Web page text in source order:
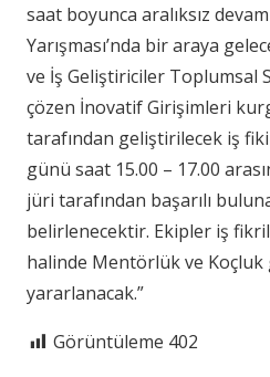
saat boyunca aralıksız
Yarışması’nda bir araya
ve İş Geliştiriciler Toplumsal
çözen İnovatif Girişimleri
tarafından geliştirilecek iş
günü saat 15.00 – 17.00
jüri tarafından başarılı
belirlenecektir. Ekipler iş
halinde Mentörlük ve
yararlanacak.”
Görüntüleme 402